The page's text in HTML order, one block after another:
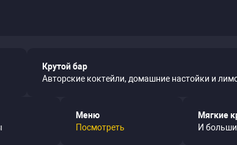
Крутой бар
Авторские коктейли, домашние настойки и
Меню
Посмотреть
Мягкие
И